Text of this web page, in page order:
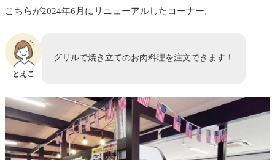
こちらが2024年6月にリニューアルしたコーナー。
とえこ
グリルで焼き立てのお肉料理を注文できます！